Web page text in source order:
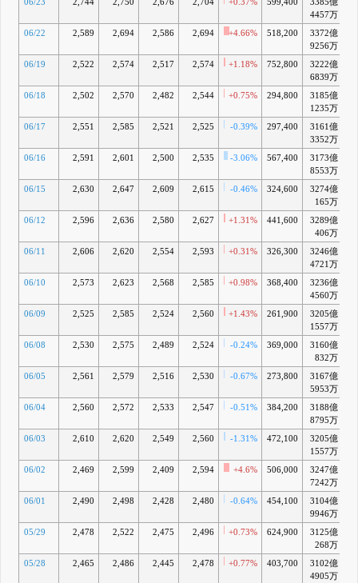
4457万
06/22 2,589 2,694 2,586 2,694 +4.66% 518,200
3372億
9256万
06/19 2,522 2,574 2,517 2,574 +1.18% 752,800
3222億
6839万
06/18 2,502 2,570 2,482 2,544 +0.75% 294,800
3185億
1235万
06/17 2,551 2,585 2,521 2,525 -0.39% 297,400
3161億
3352万
06/16 2,591 2,601 2,500 2,535 -3.06% 567,400
3173億
8553万
06/15 2,630 2,647 2,609 2,615 -0.46% 324,600
3274億
165万
06/12 2,596 2,636 2,580 2,627 +1.31% 441,600
3289億
406万
06/11 2,606 2,620 2,554 2,593 +0.31% 326,300
3246億
4721万
06/10 2,573 2,623 2,568 2,585 +0.98% 368,400
3236億
4560万
06/09 2,525 2,585 2,524 2,560 +1.43% 261,900
3205億
1557万
06/08 2,530 2,575 2,489 2,524 -0.24% 369,000
3160億
832万
06/05 2,561 2,579 2,516 2,530 -0.67% 273,800
3167億
5953万
06/04 2,560 2,572 2,533 2,547 -0.51% 384,200
3188億
8795万
06/03 2,610 2,620 2,549 2,560 -1.31% 472,100
3205億
1557万
06/02 2,469 2,599 2,409 2,594 +4.6% 506,000
3247億
7242万
06/01 2,490 2,498 2,428 2,480 -0.64% 454,100
3104億
9946万
05/29 2,478 2,522 2,475 2,496 +0.73% 624,900
3125億
268万
05/28 2,465 2,486 2,445 2,478 +0.77% 403,700
3102億
4905万